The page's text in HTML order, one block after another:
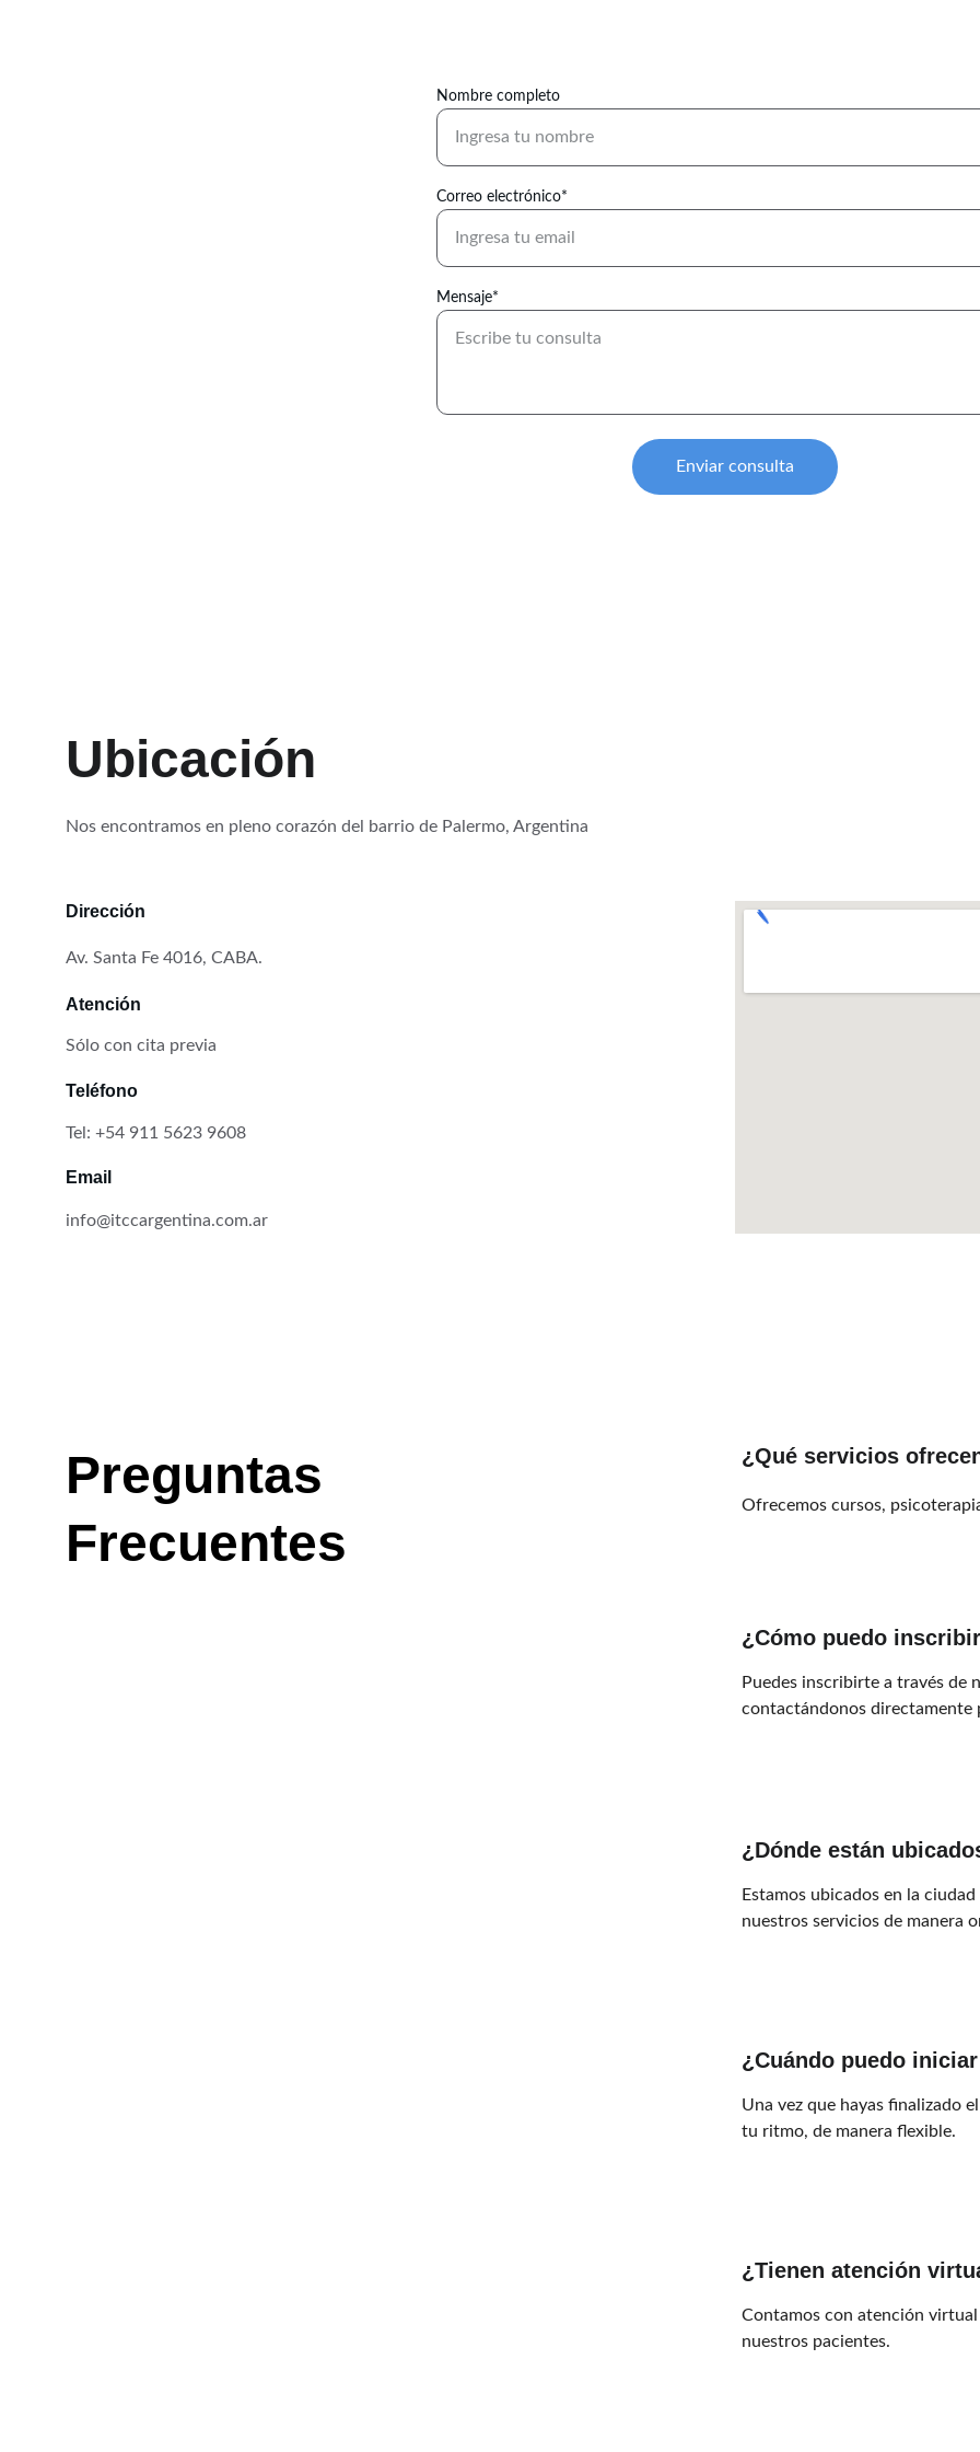
Nombre completo
Correo electrónico*
Mensaje*
Enviar consulta
Ubicación
Nos encontramos en pleno corazón del barrio de Palermo, Argentina
Dirección
Av. Santa Fe 4016, CABA.
Atención
Sólo con cita previa
Teléfono
Tel: +54 911 5623 9608
Email
info@itccargentina.com.ar
Preguntas
Frecuentes
¿Qué servicios
Ofrecemos cursos,
¿Cómo puedo
¿Tienen atención
¿Cuándo puedo
¿Dónde están
Contamos con atención
nuestros pacientes.
Estamos ubicados en la
nuestros servicios de manera
Puedes inscribirte a través de
contactándonos directamente
Una vez que hayas finalizado
tu ritmo, de manera flexible.